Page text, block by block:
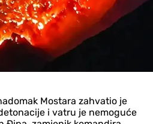
Mostara zahvatio je
i vatru je nemoguće